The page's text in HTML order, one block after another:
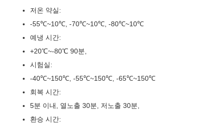
저온 약실:
-55℃~10℃, -70℃~10℃, -80℃~10℃
예냉 시간:
+20℃~-80℃ 90분,
시험실:
-40℃~150℃, -55℃~150℃, -65℃~150℃
회복 시간:
5분 이내, 열노출 30분, 저노출 30분,
환승 시간: